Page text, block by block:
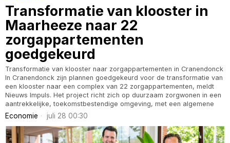
Transformatie van klooster in
Maarheeze naar 22
zorgappartementen
goedgekeurd
Transformatie van klooster naar zorgappartementen in Cranendonck
In Cranendonck zijn plannen goedgekeurd voor de transformatie van
een klooster naar een complex van 22 zorgappartementen, meldt
Nieuws Impuls. Het project richt zich op duurzaam zorgwonen in een
aantrekkelijke, toekomstbestendige omgeving, met een algemene
Economie juli 28 00:30